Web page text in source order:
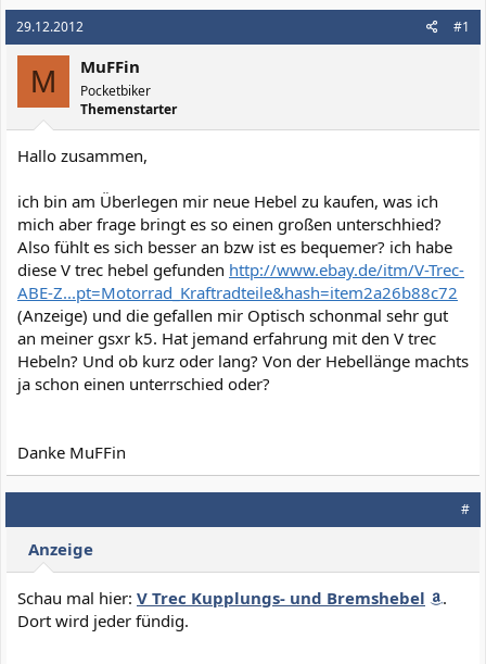
29.12.2012 #1
M MuFFin
Pocketbiker
Themenstarter
Hallo zusammen,
ich bin am Überlegen mir neue Hebel zu kaufen, was ich
mich aber frage bringt es so einen großen unterschhied?
Also fühlt es sich besser an bzw ist es bequemer? ich habe
diese V trec hebel gefunden http://www.ebay.de/itm/V-Trec-
ABE-Z...pt=Motorrad_Kraftradteile&hash=item2a26b88c72
(Anzeige) und die gefallen mir Optisch schonmal sehr gut
an meiner gsxr k5. Hat jemand erfahrung mit den V trec
Hebeln? Und ob kurz oder lang? Von der Hebellänge machts
ja schon einen unterrschied oder?
Danke MuFFin
#
Anzeige
Schau mal hier: V Trec Kupplungs- und Bremshebel
.
Dort wird jeder fündig.